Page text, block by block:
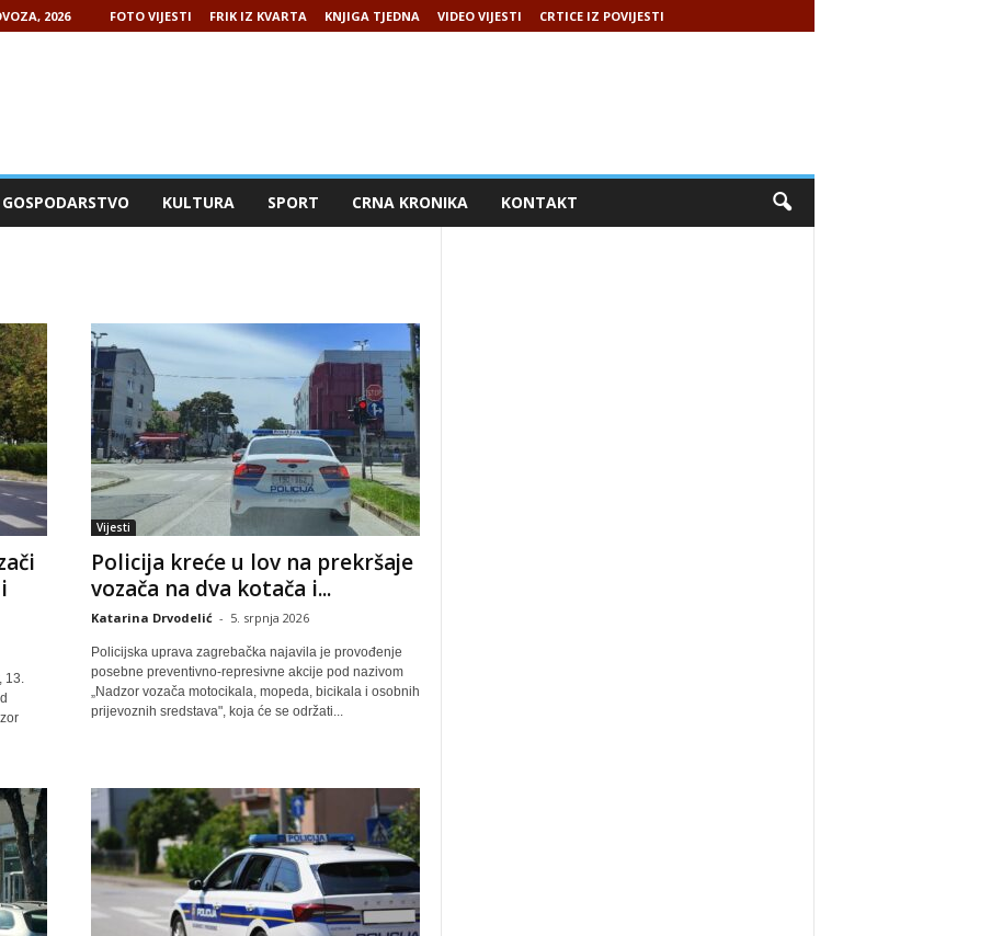
2026 FOTO VIJESTI FRIK IZ KVARTA KNJIGA TJEDNA VIDEO VIJESTI CRTICE IZ POVIJESTI
GOSPODARSTVO KULTURA SPORT CRNA KRONIKA KONTAKT
13.
Vijesti
Policija kreće u lov na prekršaje
vozača na dva kotača i...
Katarina Drvodelić - 5. srpnja 2026
Policijska uprava zagrebačka najavila je provođenje
posebne preventivno-represivne akcije pod nazivom
„Nadzor vozača motocikala, mopeda, bicikala i osobnih
prijevoznih sredstava", koja će se održati...